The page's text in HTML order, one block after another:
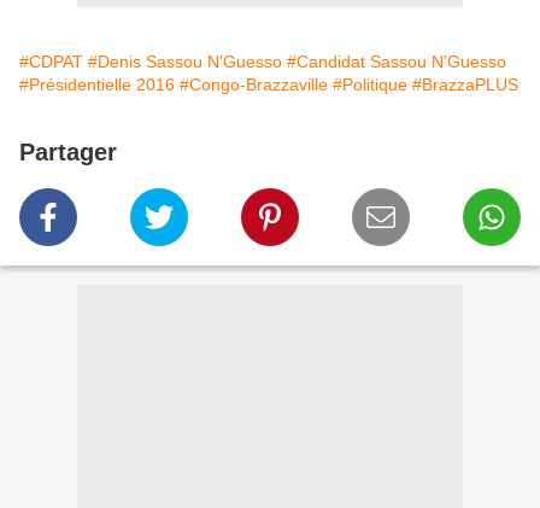
#CDPAT #Denis Sassou N'Guesso #Candidat Sassou N'Guesso
#Présidentielle 2016 #Congo-Brazzaville #Politique #BrazzaPLUS
Partager